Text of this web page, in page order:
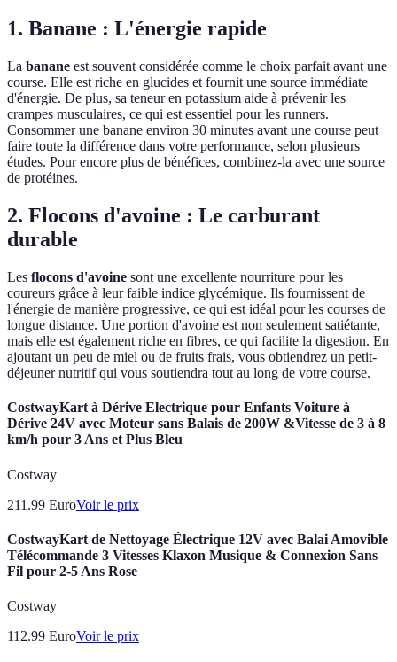
1. Banane : L'énergie rapide
La banane est souvent considérée comme le choix parfait avant une
course. Elle est riche en glucides et fournit une source immédiate
d'énergie. De plus, sa teneur en potassium aide à prévenir les
crampes musculaires, ce qui est essentiel pour les runners.
Consommer une banane environ 30 minutes avant une course peut
faire toute la différence dans votre performance, selon plusieurs
études. Pour encore plus de bénéfices, combinez-la avec une source
de protéines.
2. Flocons d'avoine : Le carburant
durable
Les flocons d'avoine sont une excellente nourriture pour les
coureurs grâce à leur faible indice glycémique. Ils fournissent de
l'énergie de manière progressive, ce qui est idéal pour les courses de
longue distance. Une portion d'avoine est non seulement satiétante,
mais elle est également riche en fibres, ce qui facilite la digestion. En
ajoutant un peu de miel ou de fruits frais, vous obtiendrez un petit-
déjeuner nutritif qui vous soutiendra tout au long de votre course.
CostwayKart à Dérive Electrique pour Enfants Voiture à
Dérive 24V avec Moteur sans Balais de 200W &Vitesse de 3 à 8
km/h pour 3 Ans et Plus Bleu
Costway
211.99 EuroVoir le prix
CostwayKart de Nettoyage Électrique 12V avec Balai Amovible
Télécommande 3 Vitesses Klaxon Musique & Connexion Sans
Fil pour 2-5 Ans Rose
Costway
112.99 EuroVoir le prix